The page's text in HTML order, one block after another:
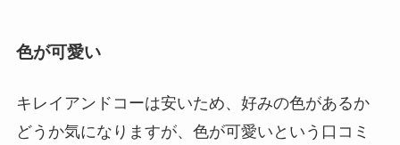
色が可愛い
キレイアンドコーは安いため、好みの色があるか
どうか気になりますが、色が可愛いという口コミ